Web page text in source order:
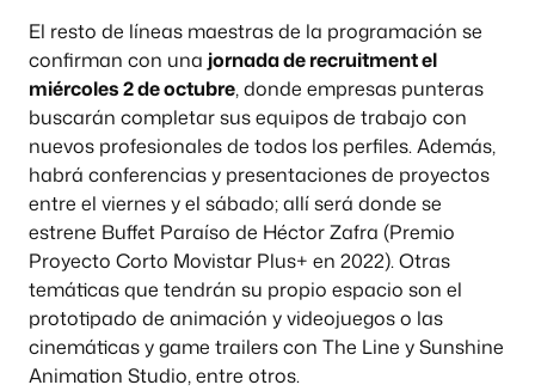
El resto de líneas maestras de la programación se
confirman con una jornada de recruitment el
miércoles 2 de octubre, donde empresas punteras
buscarán completar sus equipos de trabajo con
nuevos profesionales de todos los perfiles. Además,
habrá conferencias y presentaciones de proyectos
entre el viernes y el sábado; allí será donde se
estrene Buffet Paraíso de Héctor Zafra (Premio
Proyecto Corto Movistar Plus+ en 2022). Otras
temáticas que tendrán su propio espacio son el
prototipado de animación y videojuegos o las
cinemáticas y game trailers con The Line y Sunshine
Animation Studio, entre otros.